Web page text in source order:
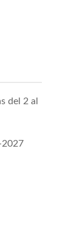
del 2 al
2027